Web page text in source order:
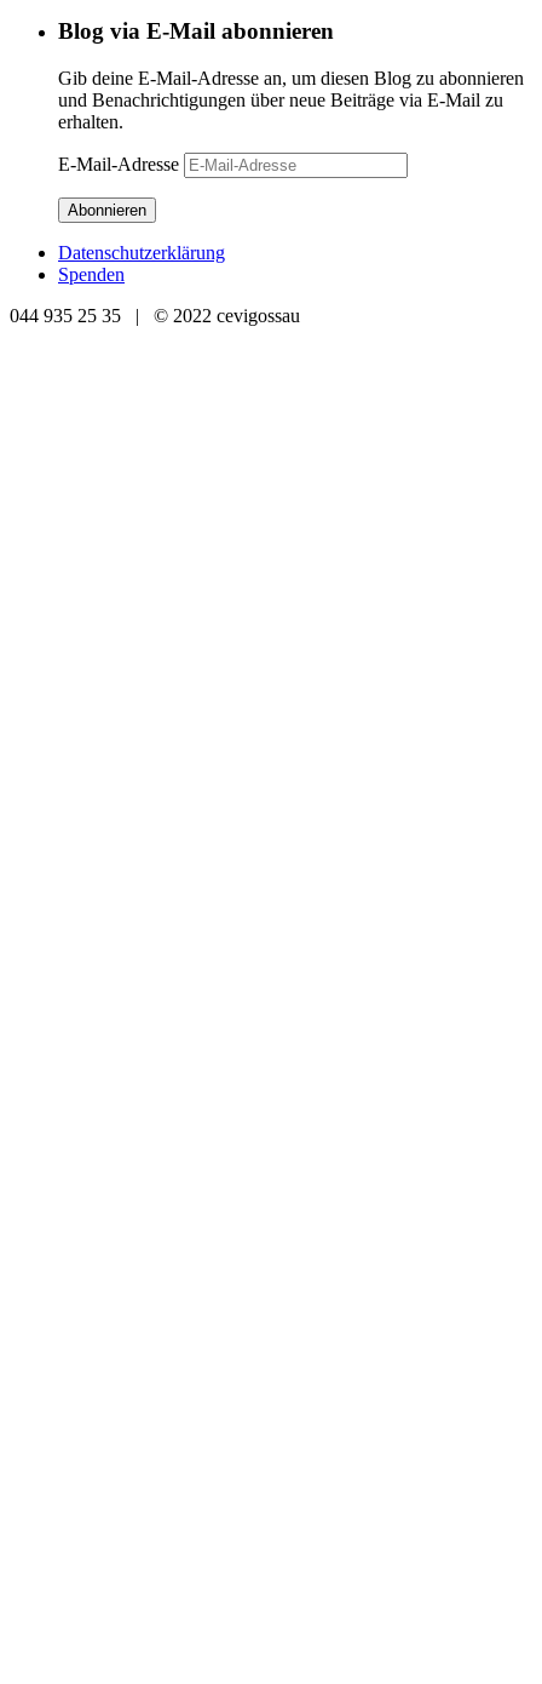
Blog via E-Mail abonnieren
Gib deine E-Mail-Adresse an, um diesen Blog zu abonnieren
und Benachrichtigungen über neue Beiträge via E-Mail zu
erhalten.
E-Mail-Adresse
Abonnieren
Datenschutzerklärung
Spenden
044 935 25 35 | © 2022 cevigossau